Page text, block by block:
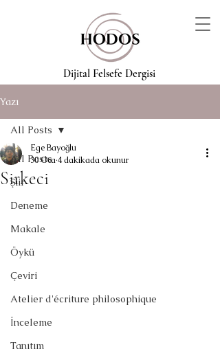
Dijital Felsefe Dergisi
Yazı
All Posts
Şiir
Deneme
Makale
Öykü
Çeviri
Atelier d'écriture philosophique
İnceleme
Tanıtım
All Posts
Sirkeci
Ege Bayoğlu
30 Oca4 dakikada okunur